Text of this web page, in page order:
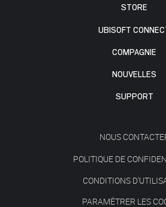
STORE
UBISOFT
COMPAGNIE
NOUVELLES
SUPPORT
NOUS
POLITIQUE DE
CONDITIONS
PARAMÉTRER LES